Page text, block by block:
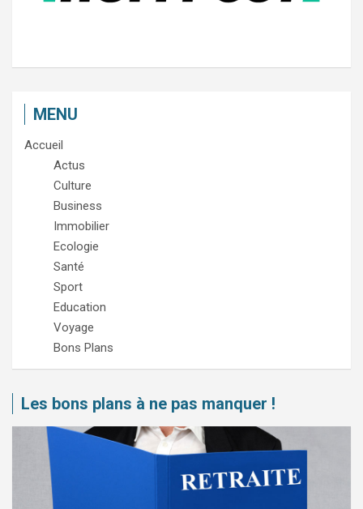
MENU
Accueil
Actus
Culture
Business
Immobilier
Ecologie
Santé
Sport
Education
Voyage
Bons Plans
Les bons plans à ne pas manquer !